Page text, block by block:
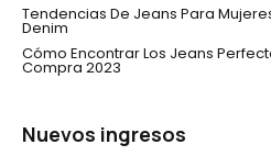
Tendencias De Jeans Para
Denim
Cómo Encontrar Los Jeans
Compra 2023
Nuevos ingresos